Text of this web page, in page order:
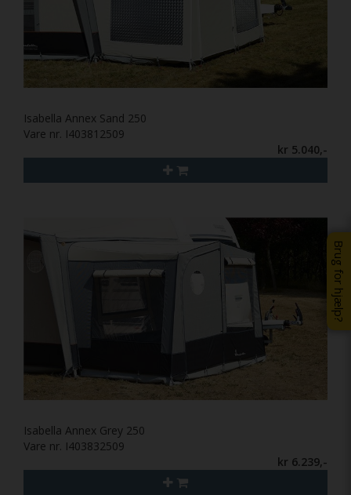
Brug for hjælp?
Isabella Annex Sand 250
Vare nr. I403812509
kr 5.040,-
Isabella Annex Grey 250
Vare nr. I403832509
kr 6.239,-